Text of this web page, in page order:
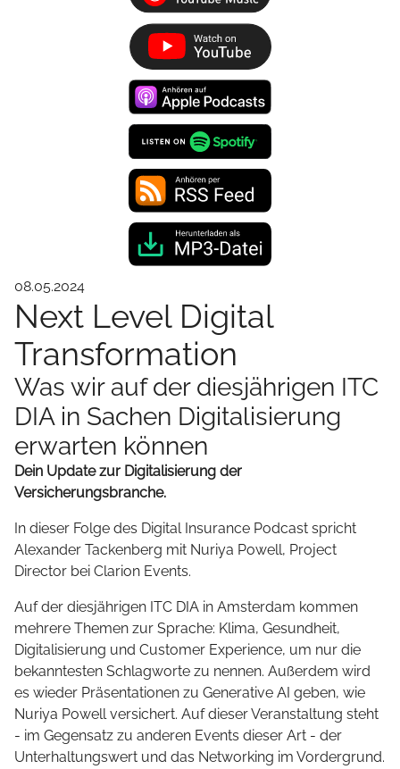
08.05.2024
Next Level Digital
Transformation
Was wir auf der diesjährigen ITC
DIA in Sachen Digitalisierung
erwarten können
Dein Update zur Digitalisierung der
Versicherungsbranche.
In dieser Folge des Digital Insurance Podcast spricht
Alexander Tackenberg mit Nuriya Powell, Project
Director bei Clarion Events.
Auf der diesjährigen ITC DIA in Amsterdam kommen
mehrere Themen zur Sprache: Klima, Gesundheit,
Digitalisierung und Customer Experience, um nur die
bekanntesten Schlagworte zu nennen. Außerdem wird
es wieder Präsentationen zu Generative AI geben, wie
Nuriya Powell versichert. Auf dieser Veranstaltung steht
- im Gegensatz zu anderen Events dieser Art - der
Unterhaltungswert und das Networking im Vordergrund.